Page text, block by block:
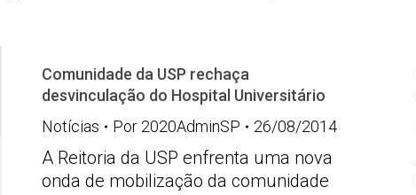
Comunidade da USP rechaça
desvinculação do Hospital Universitário
Notícias
Por 2020AdminSP 26/08/2014
A Reitoria da USP enfrenta uma nova
onda de mobilização da comunidade